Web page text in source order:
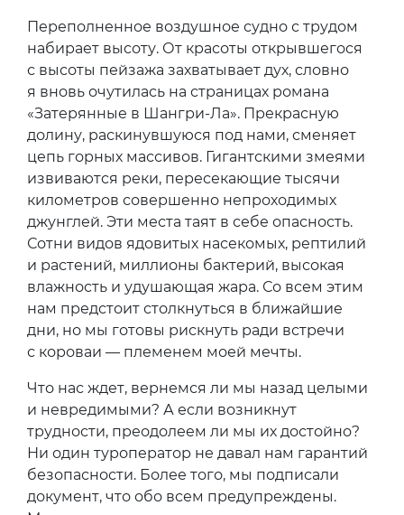
Переполненное воздушное судно с трудом
набирает высоту. От красоты открывшегося
с высоты пейзажа захватывает дух, словно
я вновь очутилась на страницах романа
«Затерянные в Шангри-Ла». Прекрасную
долину, раскинувшуюся под нами, сменяет
цепь горных массивов. Гигантскими змеями
извиваются реки, пересекающие тысячи
километров совершенно непроходимых
джунглей. Эти места таят в себе опасность.
Сотни видов ядовитых насекомых, рептилий
и растений, миллионы бактерий, высокая
влажность и удушающая жара. Со всем этим
нам предстоит столкнуться в ближайшие
дни, но мы готовы рискнуть ради встречи
с короваи — племенем моей мечты.
Что нас ждет, вернемся ли мы назад целыми
и невредимыми? А если возникнут
трудности, преодолеем ли мы их достойно?
Ни один туроператор не давал нам гарантий
безопасности. Более того, мы подписали
документ, что обо всем предупреждены.